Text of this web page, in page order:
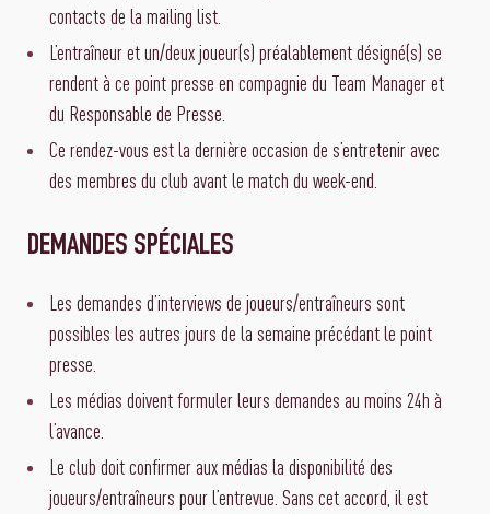
contacts de la mailing list.
L’entraîneur et un/deux joueur(s) préalablement désigné(s) se
rendent à ce point presse en compagnie du Team Manager et
du Responsable de Presse.
Ce rendez-vous est la dernière occasion de s’entretenir avec
des membres du club avant le match du week-end.
DEMANDES SPÉCIALES
Les demandes d’interviews de joueurs/entraîneurs sont
possibles les autres jours de la semaine précédant le point
presse.
Les médias doivent formuler leurs demandes au moins 24h à
l’avance.
Le club doit confirmer aux médias la disponibilité des
joueurs/entraîneurs pour l’entrevue. Sans cet accord, il est